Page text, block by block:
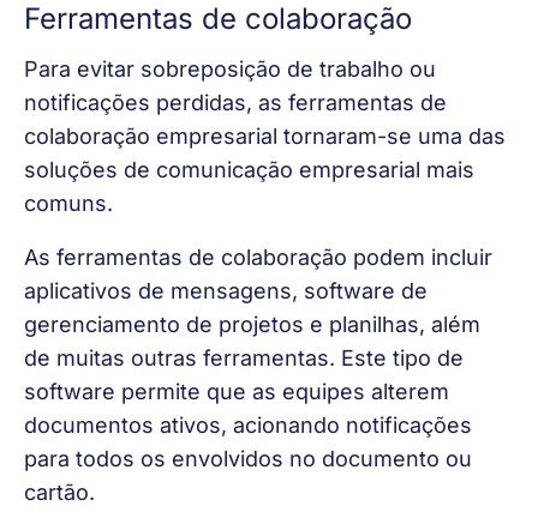
Ferramentas de colaboração
Para evitar sobreposição de trabalho ou
notificações perdidas, as ferramentas de
colaboração empresarial tornaram-se uma das
soluções de comunicação empresarial mais
comuns.
As ferramentas de colaboração podem incluir
aplicativos de mensagens, software de
gerenciamento de projetos e planilhas, além
de muitas outras ferramentas. Este tipo de
software permite que as equipes alterem
documentos ativos, acionando notificações
para todos os envolvidos no documento ou
cartão.